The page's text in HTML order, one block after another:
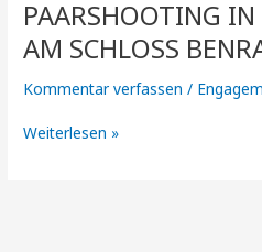
PAARSHOOTING IN
AM SCHLOSS
Kommentar verfassen /
Düsseldorf
am
Schloss
Benrath
Weiterlesen »